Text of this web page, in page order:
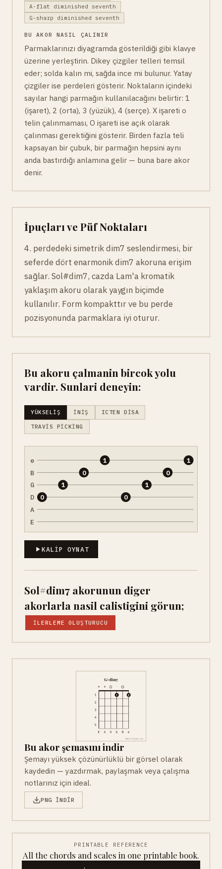
A-flat diminished seventh
G-sharp diminished seventh
BU AKOR NASIL ÇALINIR
Parmaklarınızı diyagramda gösterildiği gibi klavye
üzerine yerleştirin. Dikey çizgiler telleri temsil
eder; solda kalın mi, sağda ince mi bulunur. Yatay
çizgiler ise perdeleri gösterir. Noktaların içindeki
sayılar hangi parmağın kullanılacağını belirtir: 1
(işaret), 2 (orta), 3 (yüzük), 4 (serçe). X işareti o
telin çalınmaması, O işareti ise açık olarak
çalınması gerektiğini gösterir. Birden fazla teli
kapsayan bir çubuk, bir parmağın hepsini aynı
anda bastırdığı anlamına gelir — buna bare akor
denir.
İpuçları ve Püf Noktaları
4. perdedeki simetrik dim7 seslendirmesi, bir
seferde dört enarmonik dim7 akoruna erişim
sağlar. Sol#dim7, cazda Lam'a kromatik
yaklaşım akoru olarak yaygın biçimde
kullanılır. Form kompakttır ve bu perde
pozisyonunda parmaklara iyi oturur.
Bu akoru çalmanin bircok yolu
vardir. Sunlari deneyin:
YÜKSELIŞ İNIŞ ICTEN DISA
TRAVIS PICKING
e
B
G
D
A
E
0
1
0
1
0
1
0
1
KALIP OYNAT
Sol#dim7 akorunun diger
akorlarla nasil calistigini görun;
İLERLEME OLUŞTURUCU
Bu akor şemasını indir
Şemayı yüksek çözünürlüklü bir görsel olarak
kaydedin — yazdırmak, paylaşmak veya çalışma
notlarınız için ideal.
PNG INDIR
PRINTABLE REFERENCE
All the chords and scales in one printable book.